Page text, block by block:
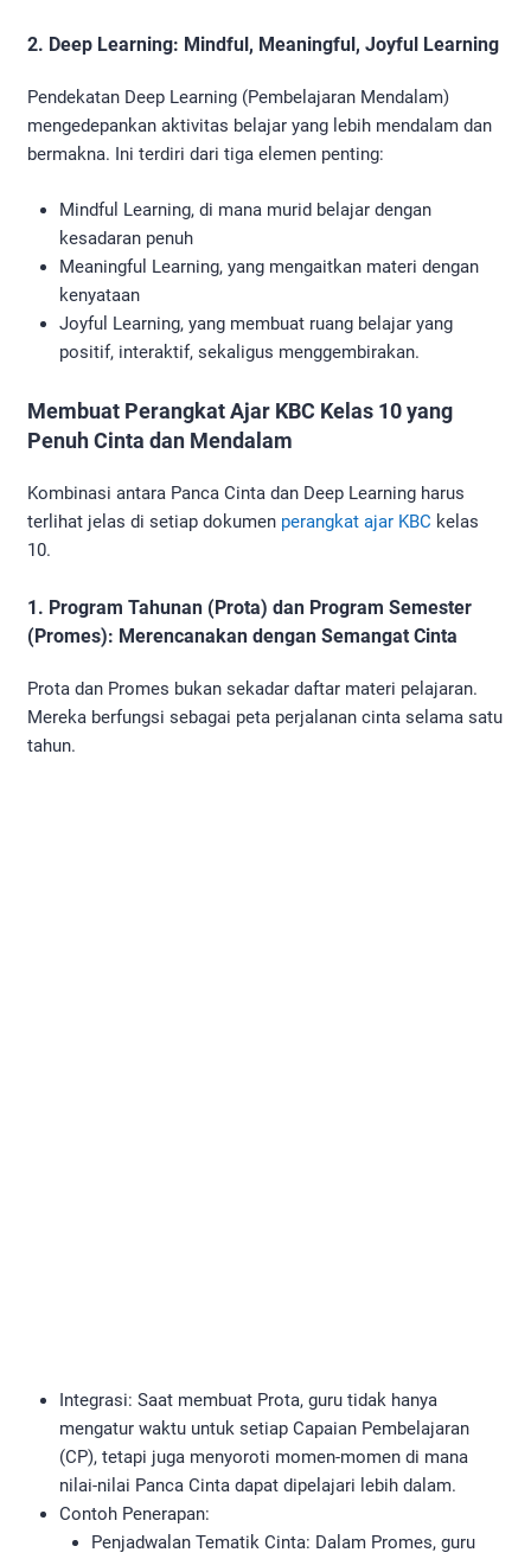
2. Deep Learning: Mindful, Meaningful, Joyful Learning
Pendekatan Deep Learning (Pembelajaran Mendalam)
mengedepankan aktivitas belajar yang lebih mendalam dan
bermakna. Ini terdiri dari tiga elemen penting:
Mindful Learning, di mana murid belajar dengan
kesadaran penuh
Meaningful Learning, yang mengaitkan materi dengan
kenyataan
Joyful Learning, yang membuat ruang belajar yang
positif, interaktif, sekaligus menggembirakan.
Membuat Perangkat Ajar KBC Kelas 10 yang
Penuh Cinta dan Mendalam
Kombinasi antara Panca Cinta dan Deep Learning harus
terlihat jelas di setiap dokumen perangkat ajar KBC kelas
10.
1. Program Tahunan (Prota) dan Program Semester
(Promes): Merencanakan dengan Semangat Cinta
Prota dan Promes bukan sekadar daftar materi pelajaran.
Mereka berfungsi sebagai peta perjalanan cinta selama satu
tahun.
Integrasi: Saat membuat Prota, guru tidak hanya
mengatur waktu untuk setiap Capaian Pembelajaran
(CP), tetapi juga menyoroti momen-momen di mana
nilai-nilai Panca Cinta dapat dipelajari lebih dalam.
Contoh Penerapan:
Penjadwalan Tematik Cinta: Dalam Promes, guru